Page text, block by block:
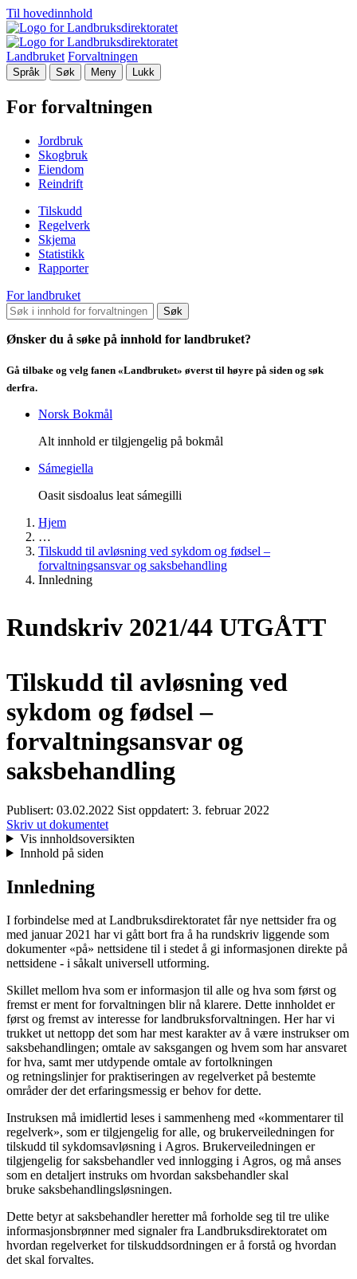
Til hovedinnhold
Landbruket Forvaltningen
Språk Søk Meny Lukk
For forvaltningen
Jordbruk
Skogbruk
Eiendom
Reindrift
Tilskudd
Regelverk
Skjema
Statistikk
Rapporter
For landbruket
Søk
Ønsker du å søke på innhold for landbruket?
Gå tilbake og velg fanen «Landbruket» øverst til høyre på siden og søk
derfra.
Norsk Bokmål
Alt innhold er tilgjengelig på bokmål
Sámegiella
Oasit sisdoalus leat sámegilli
Hjem
…
Tilskudd til avløsning ved sykdom og fødsel –
forvaltningsansvar og saksbehandling
Innledning
Rundskriv 2021/44 UTGÅTT
Tilskudd til avløsning ved
sykdom og fødsel –
forvaltningsansvar og
saksbehandling
Publisert: 03.02.2022 Sist oppdatert: 3. februar 2022
Skriv ut dokumentet
Vis innholdsoversikten
Innhold på siden
Innledning
I forbindelse med at Landbruksdirektoratet får nye nettsider fra og
med januar 2021 har vi gått bort fra å ha rundskriv liggende som
dokumenter «på» nettsidene til i stedet å gi informasjonen direkte på
nettsidene - i såkalt universell utforming.
Skillet mellom hva som er informasjon til alle og hva som først og
fremst er ment for forvaltningen blir nå klarere. Dette innholdet er
først og fremst av interesse for landbruksforvaltningen. Her har vi
trukket ut nettopp det som har mest karakter av å være instrukser om
saksbehandlingen; omtale av saksgangen og hvem som har ansvaret
for hva, samt mer utdypende omtale av fortolkningen
og retningslinjer for praktiseringen av regelverket på bestemte
områder der det erfaringsmessig er behov for dette.
Instruksen må imidlertid leses i sammenheng med «kommentarer til
regelverk», som er tilgjengelig for alle, og brukerveiledningen for
tilskudd til sykdomsavløsning i Agros. Brukerveiledningen er
tilgjengelig for saksbehandler ved innlogging i Agros, og må anses
som en detaljert instruks om hvordan saksbehandler skal
bruke saksbehandlingsløsningen.
Dette betyr at saksbehandler heretter må forholde seg til tre ulike
informasjonsbrønner med signaler fra Landbruksdirektoratet om
hvordan regelverket for tilskuddsordningen er å forstå og hvordan
det skal forvaltes.